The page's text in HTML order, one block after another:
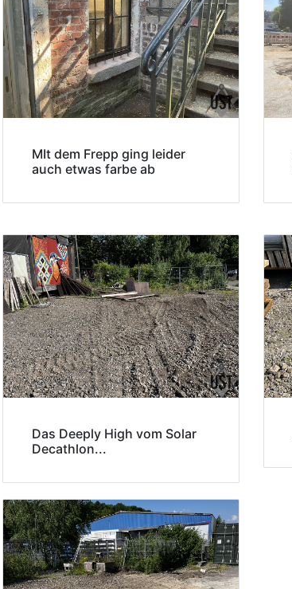
MIt dem Frepp ging leider
auch etwas farbe ab
Das Deeply High vom Solar
Decathlon...